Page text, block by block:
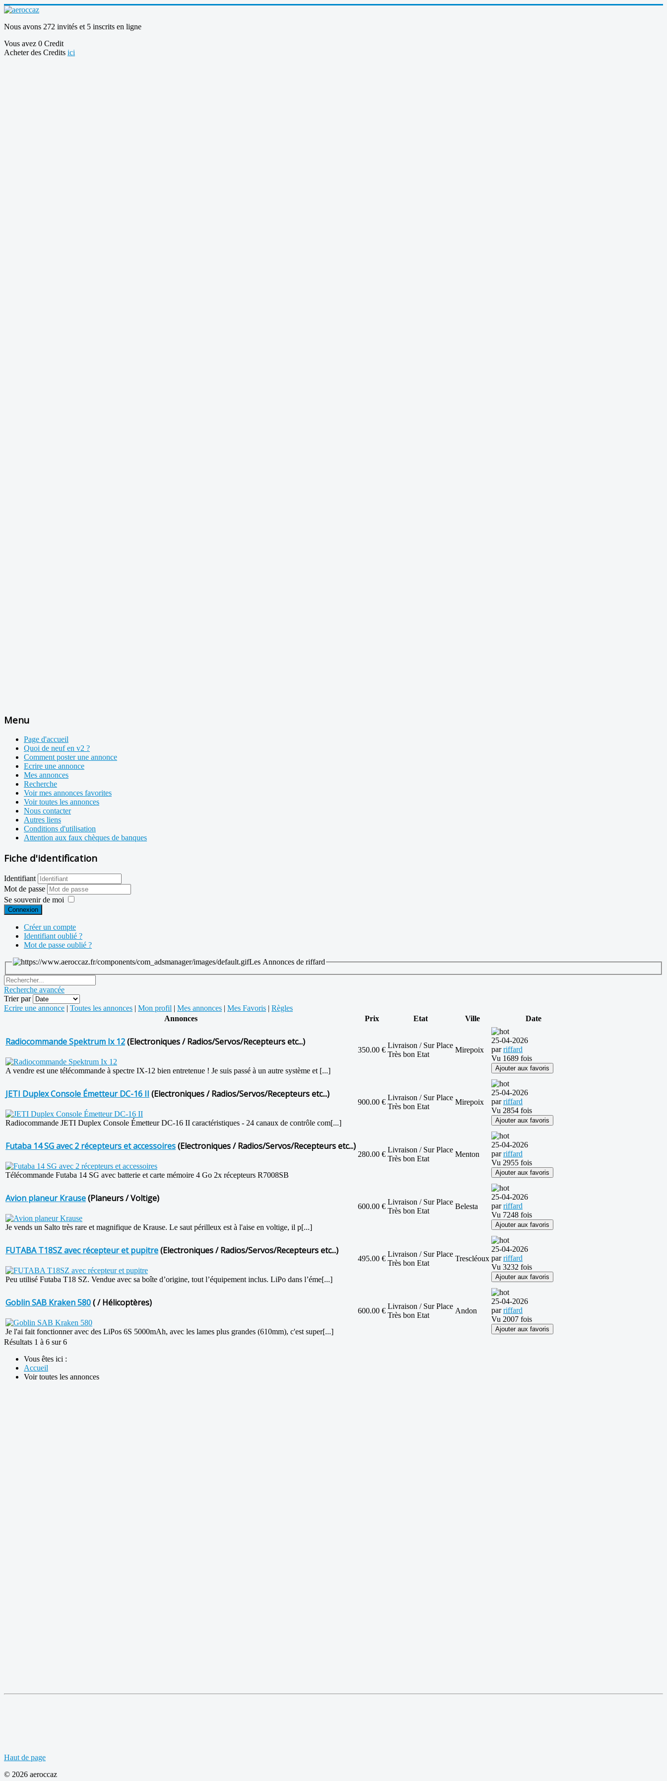
Nous avons 272 invités et 5 inscrits en ligne
Vous avez 0 Credit
Acheter des Credits ici
Menu
Page d'accueil
Quoi de neuf en v2 ?
Comment poster une annonce
Ecrire une annonce
Mes annonces
Recherche
Voir mes annonces favorites
Voir toutes les annonces
Nous contacter
Autres liens
Conditions d'utilisation
Attention aux faux chèques de banques
Fiche d'identification
Identifiant
Mot de passe
Se souvenir de moi
Connexion
Créer un compte
Identifiant oublié ?
Mot de passe oublié ?
Les Annonces de riffard
Recherche avancée
Trier par
Ecrire une annonce
Toutes les annonces Mon profil Mes annonces Mes Favoris
Règles
Annonces
Prix Etat Ville Date
Radiocommande Spektrum Ix 12(Electroniques / Radios/Servos/Recepteurs etc...)
A vendre est une télécommande à spectre IX-12 bien entretenue ! Je suis passé à un autre système et [...]
350.00 €
Livraison / Sur Place
Très bon Etat
Mirepoix
25-04-2026
parriffard
Vu 1689 fois
Ajouter aux favoris
JETI Duplex Console Émetteur DC-16 II (Electroniques / Radios/Servos/Recepteurs etc...)
Radiocommande JETI Duplex Console Émetteur DC-16 II caractéristiques - 24 canaux de contrôle com[...]
900.00 €
Livraison / Sur Place
Très bon Etat
Mirepoix
25-04-2026
parriffard
Vu 2854 fois
Ajouter aux favoris
Futaba 14 SG avec 2 récepteurs et accessoires(Electroniques / Radios/Servos/Recepteurs etc...)
Télécommande Futaba 14 SG avec batterie et carte mémoire 4 Go 2x récepteurs R7008SB
280.00 €
Livraison / Sur Place
Très bon Etat
Menton
25-04-2026
parriffard
Vu 2955 fois
Ajouter aux favoris
Avion planeur Krause(Planeurs / Voltige)
Je vends un Salto très rare et magnifique de Krause. Le saut périlleux est à l'aise en voltige, il p[...]
600.00 €
Livraison / Sur Place
Très bon Etat
Belesta
25-04-2026
parriffard
Vu 7248 fois
Ajouter aux favoris
FUTABA T18SZ avec récepteur et pupitre(Electroniques / Radios/Servos/Recepteurs etc...)
Peu utilisé Futaba T18 SZ. Vendue avec sa boîte d’origine, tout l’équipement inclus. LiPo dans l’éme[...]
495.00 €
Livraison / Sur Place
Très bon Etat
Trescléoux
25-04-2026
parriffard
Vu 3232 fois
Ajouter aux favoris
Goblin SAB Kraken 580( / Hélicoptères)
Je l'ai fait fonctionner avec des LiPos 6S 5000mAh, avec les lames plus grandes (610mm), c'est super[...]
600.00 €
Livraison / Sur Place
Très bon Etat
Andon
25-04-2026
parriffard
Vu 2007 fois
Ajouter aux favoris
Résultats 1 à 6 sur 6
Vous êtes ici :
Accueil
Voir toutes les annonces
Haut de page
© 2026 aeroccaz